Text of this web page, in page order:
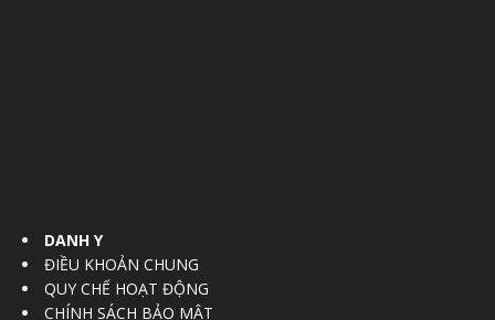
DANH Y
ĐIỀU KHOẢN CHUNG
QUY CHẾ HOẠT ĐỘNG
CHÍNH SÁCH BẢO MẬT